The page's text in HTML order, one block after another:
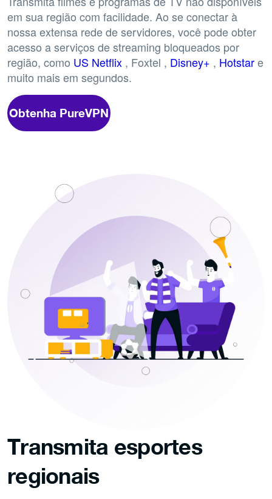
em sua região com facilidade. Ao se conectar à
nossa extensa rede de servidores, você pode obter
acesso a serviços de streaming bloqueados por
região, como US Netflix , Foxtel , Disney+ , Hotstare
muito mais em segundos.
Obtenha PureVPN
Transmita esportes
regionais